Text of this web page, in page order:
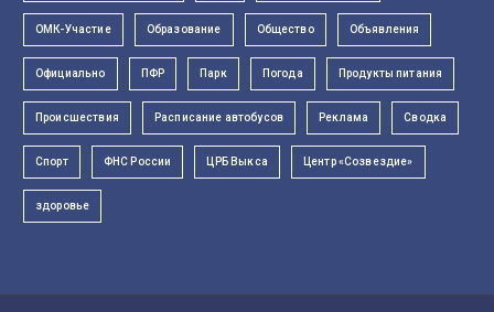
ОМК-Участие Образование Общество Объявления
Официально ПФР Парк Погода Продукты питания
Происшествия Расписание автобусов Реклама Сводка
Спорт ФНС России ЦРБ Выкса Центр «Созвездие»
здоровье